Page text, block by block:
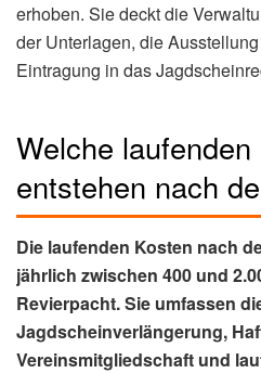
erhoben. Sie deckt die
der Unterlagen, die
Eintragung in das
Welche laufenden
entstehen nach
Die laufenden Kosten nach
jährlich zwischen 400 und
Revierpacht. Sie umfassen
Jagdscheinverlängerung,
Vereinsmitgliedschaft und